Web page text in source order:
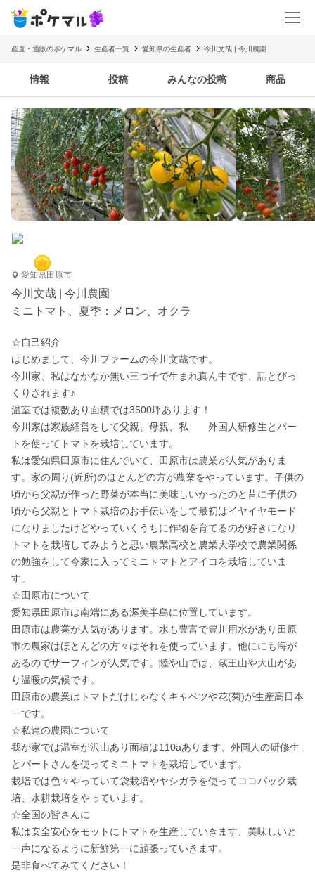
産直・通販のポケマル 生産者一覧 愛知県の生産者 今川文哉 | 今川農園
情報 投稿 みんなの投稿 商品
愛知県田原市
今川文哉 | 今川農園
ミニトマト、夏季：メロン、オクラ
☆自己紹介
はじめまして、今川ファームの今川文哉です。
今川家、私はなかなか無い三つ子で生まれ真ん中です、話とびっ
くりされます♪
温室では複数あり面積では3500坪あります！
今川家は家族経営をして父親、母親、私　　外国人研修生とパー
トを使ってトマトを栽培しています。
私は愛知県田原市に住んでいて、田原市は農業が人気がありま
す。家の周り(近所)のほとんどの方が農業をやっています。子供の
頃から父親が作った野菜が本当に美味しいかったのと昔に子供の
頃から父親とトマト栽培のお手伝いをして最初はイヤイヤモード
になりましたけどやっていくうちに作物を育てるのが好きになり
トマトを栽培してみようと思い農業高校と農業大学校で農業関係
の勉強をして今家に入ってミニトマトとアイコを栽培していま
す。
☆田原市について
愛知県田原市は南端にある渥美半島に位置しています。
田原市は農業が人気があります。水も豊富で豊川用水があり田原
市の農家はほとんどの方々はそれを使っています。他ににも海が
あるのでサーフィンが人気です。陸や山では、蔵王山や大山があ
り温暖の気候です。
田原市の農業はトマトだけじゃなくキャベツや花(菊)が生産高日本
一です。
☆私達の農園について
我が家では温室が沢山あり面積は110aあります、外国人の研修生
とパートさんを使ってミニトマトを栽培しています。
栽培では色々やっていて袋栽培やヤシガラを使ってココバック栽
培、水耕栽培をやっています。
☆全国の皆さんに
私は安全安心をモットにトマトを生産していきます、美味しいと
一声になるように新鮮第一に頑張っていきます。
是非食べてみてください！